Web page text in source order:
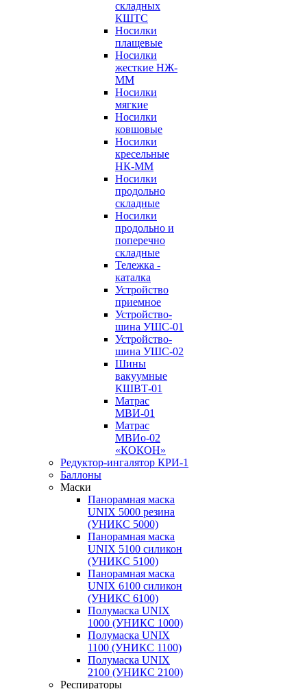
складных
КШТС
Носилки
плащевые
Носилки
жесткие НЖ-
ММ
Носилки
мягкие
Носилки
ковшовые
Носилки
кресельные
НК-ММ
Носилки
продольно
складные
Носилки
продольно и
поперечно
складные
Тележка -
каталка
Устройство
приемное
Устройство-
шина УШС-01
Устройство-
шина УШС-02
Шины
вакуумные
КШВТ-01
Матрас
МВИ-01
Матрас
МВИо-02
«КОКОН»
Редуктор-ингалятор КРИ-1
Баллоны
Маски
Панорамная маска
UNIX 5000 резина
(УНИКС 5000)
Панорамная маска
UNIX 5100 силикон
(УНИКС 5100)
Панорамная маска
UNIX 6100 силикон
(УНИКС 6100)
Полумаска UNIX
1000 (УНИКС 1000)
Полумаска UNIX
1100 (УНИКС 1100)
Полумаска UNIX
2100 (УНИКС 2100)
Респираторы